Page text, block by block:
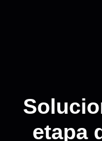
etapa